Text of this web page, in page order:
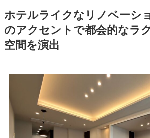
ホテルライクなリノベーシ
のアクセントで都会的なラ
空間を演出